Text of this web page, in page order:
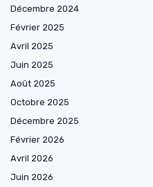
Décembre 2024
Février 2025
Avril 2025
Juin 2025
Août 2025
Octobre 2025
Décembre 2025
Février 2026
Avril 2026
Juin 2026